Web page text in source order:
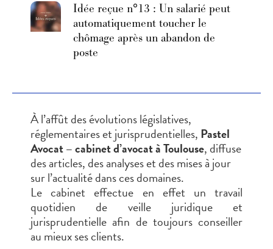
Idée reçue n°13 : Un salarié peut
automatiquement toucher le
chômage après un abandon de
poste
À l’affût des évolutions législatives,
réglementaires et jurisprudentielles, Pastel
Avocat – cabinet d’avocat à Toulouse, diffuse
des articles, des analyses et des mises à jour
sur l’actualité dans ces domaines.
Le cabinet effectue en effet un travail
quotidien de veille juridique et
jurisprudentielle afin de toujours conseiller
au mieux ses clients.